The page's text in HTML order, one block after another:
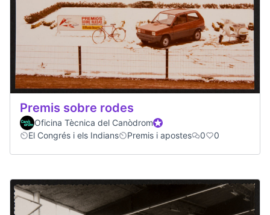
Premis sobre rodes
Oficina Tècnica del CanòdromOfficial participant
El Congrés i els Indians
Premis i apostes 0 0